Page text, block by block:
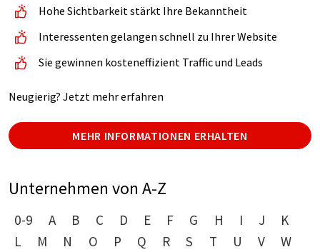
Hohe Sichtbarkeit stärkt Ihre Bekanntheit
Interessenten gelangen schnell zu Ihrer Website
Sie gewinnen kosteneffizient Traffic und Leads
Neugierig? Jetzt mehr erfahren
MEHR INFORMATIONEN ERHALTEN
Unternehmen von A-Z
0-9 A B C D E F G H I J
K
L
M N O P Q R S T U V
W